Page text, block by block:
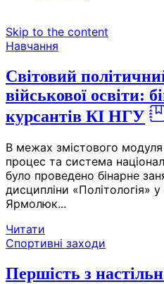
Skip to the content
Навчання
Світовий
військової освіти:
курсантів КІ НГУ
В межах змістового
процес та система
було проведено бінарне
дисципліни «Політологія»
Ярмолюк...
Читати
Спортивні заходи
Першість з